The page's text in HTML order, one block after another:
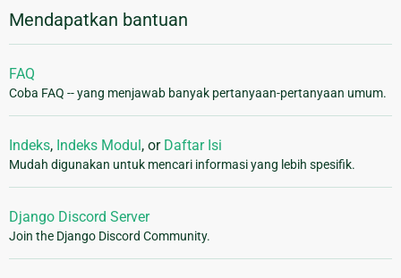
Mendapatkan bantuan
FAQ
Coba FAQ -- yang menjawab banyak pertanyaan-pertanyaan umum.
Indeks, Indeks Modul, or Daftar Isi
Mudah digunakan untuk mencari informasi yang lebih spesifik.
Django Discord Server
Join the Django Discord Community.